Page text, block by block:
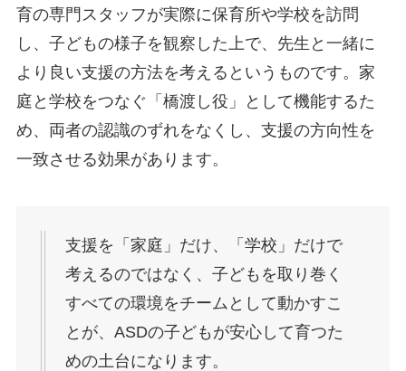
育の専門スタッフが実際に保育所や学校を訪問
し、子どもの様子を観察した上で、先生と一緒に
より良い支援の方法を考えるというものです。家
庭と学校をつなぐ「橋渡し役」として機能するた
め、両者の認識のずれをなくし、支援の方向性を
一致させる効果があります。
支援を「家庭」だけ、「学校」だけで
考えるのではなく、子どもを取り巻く
すべての環境をチームとして動かすこ
とが、ASDの子どもが安心して育つた
めの土台になります。